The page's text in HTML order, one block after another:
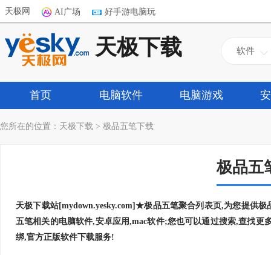
天极网 AI广场 好手游电脑玩
天极下载 软件
首页 电脑软件 电脑游戏
您所在的位置： 天极下载 > 极品五笔下载
极品五
天极下载站[mydown.yesky.com]★极品五笔聚合列表页,为您提供
五笔相关的电脑软件,安卓应用,mac软件;您也可以通过搜索,查找
绑,官方正版软件下载服务!